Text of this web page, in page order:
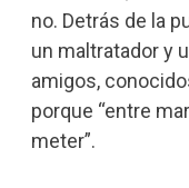
no. Detrás de la
un maltratador y
amigos,
porque “entre
meter”.